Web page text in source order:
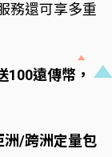
務還可享多重
100遠傳幣，
洲/跨洲定量包